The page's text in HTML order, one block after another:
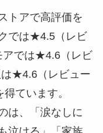
トアで高評価を
では★4.5（レビ
アでは★4.6（レビ
は★4.6（レビュー
ています。
は、「涙なしに